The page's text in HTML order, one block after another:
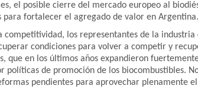
el posible cierre del mercado europeo al
para fortalecer el agregado de valor en Argentina.
competitividad, los representantes de la
condiciones para volver a competir y
que en los últimos años expandieron
políticas de promoción de los biocombustibles.
pendientes para aprovechar plenamente